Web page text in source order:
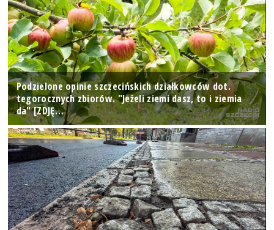
Podzielone opinie szczecińskich działkowców dot.
tegorocznych zbiorów. "Jeżeli ziemi dasz, to i ziemia
da" [ZDJĘ…